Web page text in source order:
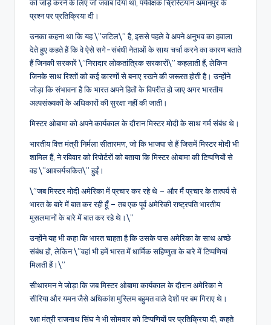
को जोड़े करने के लिए जो जवाब दिया था, पर्यवेक्षक च्रिस्टियान अमानपुर के
प्रश्न पर प्रतिक्रिया दी।
उनका कहना था कि यह \”जटिल\” है, इससे पहले वे अपने अनुभव का हवाला
देते हुए कहते हैं कि वे ऐसे सगे-संबंधी नेताओं के साथ चर्चा करने का कारण बताते
हैं जिनकी सरकारें \”निरादार लोकतांत्रिक सरकारों\” कहलाती हैं, लेकिन
जिनके साथ रिश्तों को कई कारणों से बनाए रखने की जरूरत होती है। उन्होंने
जोड़ा कि संभावना है कि भारत अपने हितों के विपरीत हो जाए अगर भारतीय
अल्पसंख्यकों के अधिकारों की सुरक्षा नहीं की जाती।
मिस्टर ओबामा को अपने कार्यकाल के दौरान मिस्टर मोदी के साथ गर्म संबंध थे।
भारतीय वित्त मंत्री निर्मला सीतारमण, जो कि भाजपा से हैं जिसमें मिस्टर मोदी भी
शामिल हैं, ने रविवार को रिपोर्टरों को बताया कि मिस्टर ओबामा की टिप्पणियों से
वह \”आश्चर्यचकित\” हुईं।
\”जब मिस्टर मोदी अमेरिका में प्रचार कर रहे थे – और मैं प्रचार के तात्पर्य से
भारत के बारे में बात कर रही हूँ – तब एक पूर्व अमेरिकी राष्ट्रपति भारतीय
मुसलमानों के बारे में बात कर रहे थे।\”
उन्होंने यह भी कहा कि भारत चाहता है कि उसके पास अमेरिका के साथ अच्छे
संबंध हों, लेकिन \”वहां भी हमें भारत में धार्मिक सहिष्णुता के बारे में टिप्पणियां
मिलती हैं।\”
सीथारमन ने जोड़ा कि जब मिस्टर ओबामा कार्यकाल के दौरान अमेरिका ने
सीरिया और यमन जैसे अधिकांश मुस्लिम बहुमत वाले देशों पर बम गिराए थे।
रक्षा मंत्री राजनाथ सिंघ ने भी सोमवार को टिप्पणियों पर प्रतिक्रिया दी, कहते